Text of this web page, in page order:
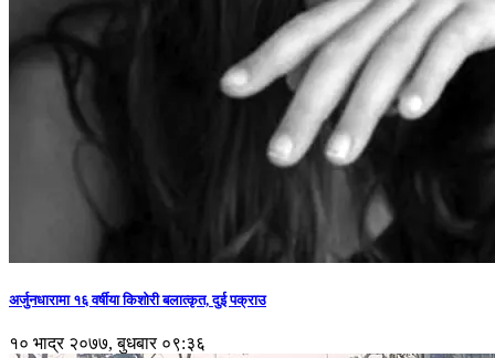
अर्जुनधारामा १६ वर्षीया किशोरी बलात्कृत, दुई पक्राउ
१० भाद्र २०७७, बुधबार ०९:३६